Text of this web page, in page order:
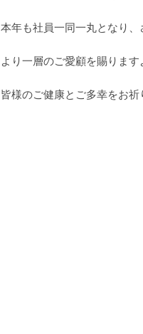
本年も社員一同一丸となり、
より一層のご愛顧を賜ります
皆様のご健康とご多幸をお祈